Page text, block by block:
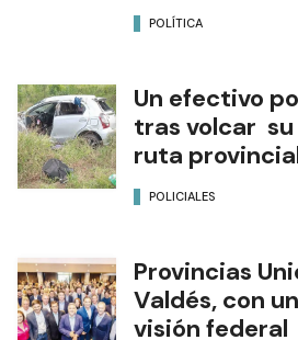
POLÍTICA
Un efectivo
tras volcar su
ruta
POLICIALES
Provincias
Valdés, con
visión federal